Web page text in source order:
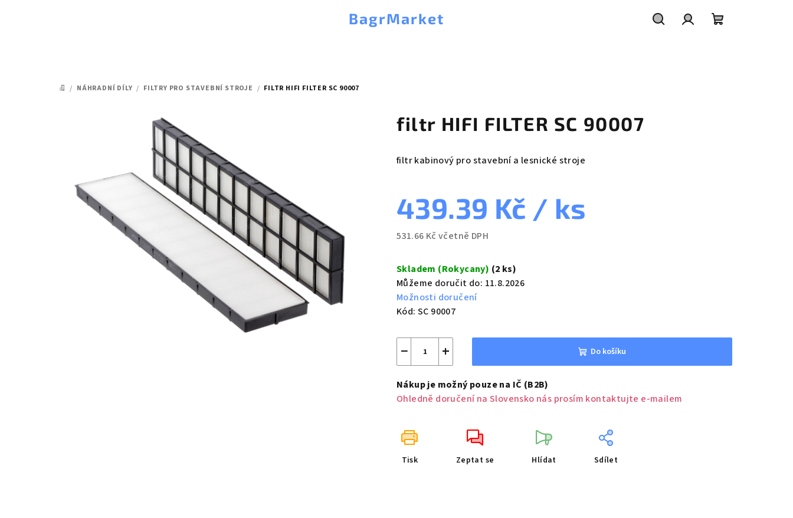
BagrMarket
DOMŮ
/ NÁHRADNÍ DÍLY / FILTRY PRO STAVEBNÍ STROJE / FILTR HIFI FILTER SC 90007
filtr HIFI FILTER SC 90007
filtr kabinový pro stavební a lesnické stroje
439.39 Kč / ks
531.66 Kč včetně DPH
cena:
Skladem (Rokycany) (2 ks)
Můžeme doručit do: 11.8.2026
Možnosti doručení
Kód: SC 90007
+
− Do košíku
Nákup je možný pouze na IČ (B2B)
Ohledně doručení na Slovensko nás prosím kontaktujte e-mailem
Tisk Zeptat se Hlídat Sdílet